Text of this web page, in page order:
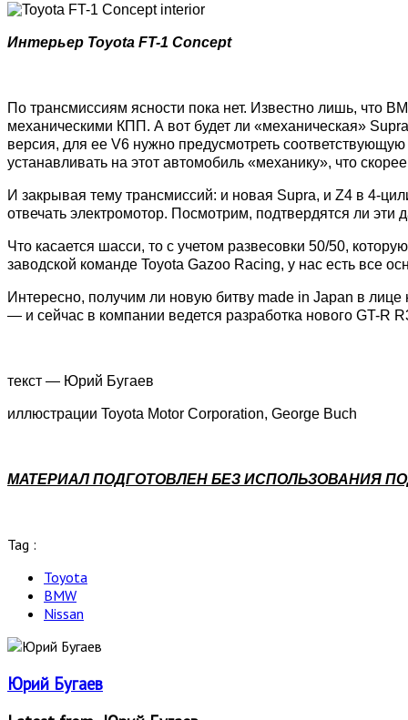
Интерьер Toyota FT-1 Concept
По трансмиссиям ясности пока нет. Известно лишь, что
механическими КПП. А вот будет ли «механическая»
версия, для ее V6 нужно предусмотреть
устанавливать на этот автомобиль «механику», что
И закрывая тему трансмиссий: и новая Supra, и Z4 в 4-
отвечать электромотор. Посмотрим, подтвердятся ли эти
Что касается шасси, то с учетом развесовки 50/50,
заводской команде Toyota Gazoo Racing, у нас есть все
Интересно, получим ли новую битву made in Japan в
— и сейчас в компании ведется разработка нового GT-R
текст — Юрий Бугаев
иллюстрации Toyota Motor Corporation, George Buch
МАТЕРИАЛ ПОДГОТОВЛЕН БЕЗ ИСПОЛЬЗОВАНИЯ
Tag :
Toyota
BMW
Nissan
Юрий Бугаев